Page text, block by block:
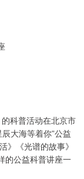
科普活动在北京市
大海等着你”公益
》《光谱的故事》
的公益科普讲座一